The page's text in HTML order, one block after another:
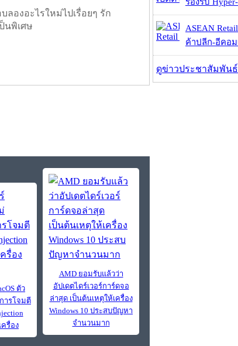
ลองอะไรใหม่ไปเรื่อยๆ รัก
นพิเศษ
ตัว
ารโจมตี
รื่อง
AMD ยอมรับแล้วว่า
อัปเดตไดร์เวอร์การ์ดจอ
ล่าสุด เป็นต้นเหตุให้เครื่อง
Windows 10 ประสบปัญหา
จำนวนมาก
ASEAN
ค้าปลีก-อีคอม
ดูข่าวประชาสัมพัน